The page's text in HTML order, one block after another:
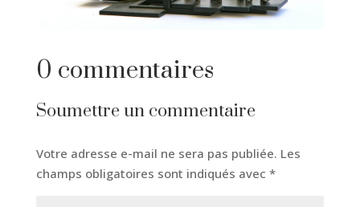
0 commentaires
Soumettre un commentaire
Votre adresse e-mail ne sera pas publiée. Les
champs obligatoires sont indiqués avec *